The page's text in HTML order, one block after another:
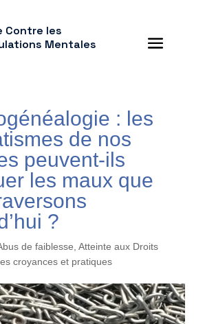
Contre les
Mentales
: les
de nos
peuvent-ils
les maux que
?
de faiblesse Atteinte aux Droits
croyances et pratiques